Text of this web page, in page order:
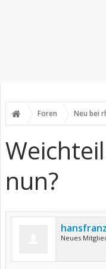
Foren Neu bei
nun?
hansfranz
Neues